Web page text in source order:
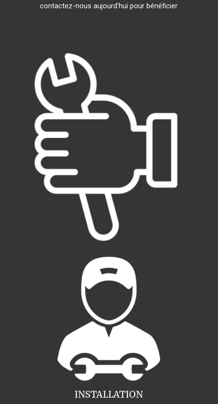
contactez-nous aujourd'hui pour bénéficier
INSTALLATION